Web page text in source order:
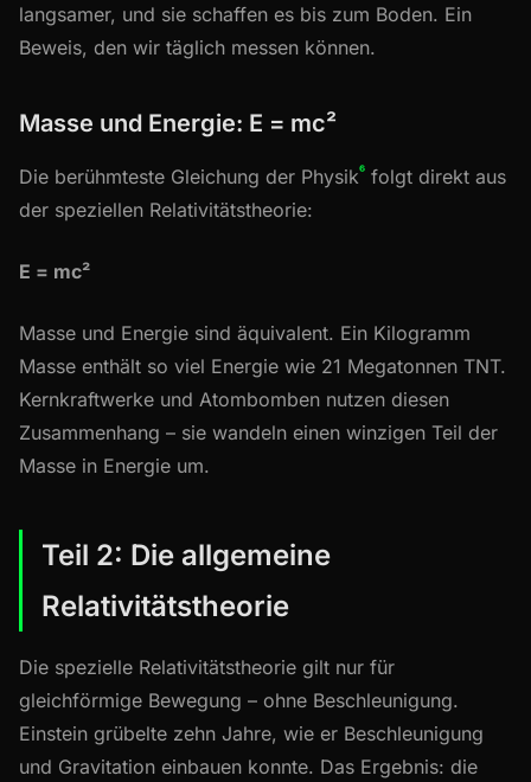
langsamer, und sie schaffen es bis zum Boden. Ein
Beweis, den wir täglich messen können.
Masse und Energie: E = mc²
Die berühmteste Gleichung der Physik⁶ folgt direkt aus
der speziellen Relativitätstheorie:
E = mc²
Masse und Energie sind äquivalent. Ein Kilogramm
Masse enthält so viel Energie wie 21 Megatonnen TNT.
Kernkraftwerke und Atombomben nutzen diesen
Zusammenhang – sie wandeln einen winzigen Teil der
Masse in Energie um.
Teil 2: Die allgemeine
Relativitätstheorie
Die spezielle Relativitätstheorie gilt nur für
gleichförmige Bewegung – ohne Beschleunigung.
Einstein grübelte zehn Jahre, wie er Beschleunigung
und Gravitation einbauen konnte. Das Ergebnis: die